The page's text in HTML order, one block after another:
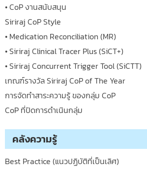
• CoP งานสนับสนุน
Siriraj CoP Style
• Medication Reconciliation (MR)
• Siriraj Clinical Tracer Plus (SiCT+)
• Siriraj Concurrent Trigger Tool (SiCTT)
เกณฑ์รางวัล Siriraj CoP of The Year
การจัดทำสาระความรู้ ของกลุ่ม CoP
CoP ที่ปิดการดำเนินกลุ่ม
คลังความรู้
Best Practice (แนวปฏิบัติที่เป็นเลิศ)